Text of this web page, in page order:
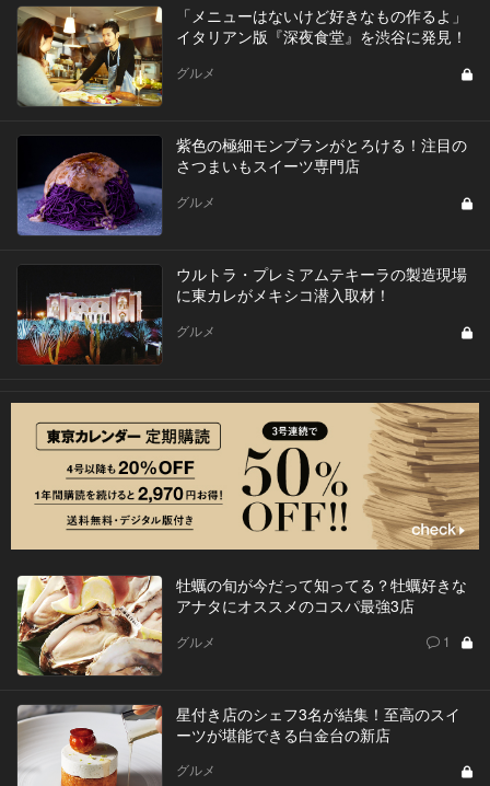
「メニューはないけど好きなもの作るよ」
イタリアン版『深夜食堂』を渋谷に発見！
グルメ
紫色の極細モンブランがとろける！注目の
さつまいもスイーツ専門店
グルメ
ウルトラ・プレミアムテキーラの製造現場
に東カレがメキシコ潜入取材！
グルメ
牡蠣の旬が今だって知ってる？牡蠣好きな
アナタにオススメのコスパ最強3店
グルメ 1
星付き店のシェフ3名が結集！至高のスイ
ーツが堪能できる白金台の新店
グルメ